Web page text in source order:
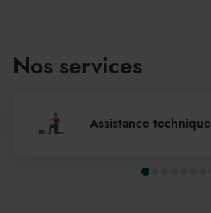
Nos services
Assistance technique